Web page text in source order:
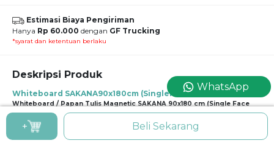
Estimasi Biaya Pengiriman
Hanya Rp 60.000 dengan GF Trucking
*syarat dan ketentuan berlaku
Deskripsi Produk
Whiteboard SAKANA90x180cm (SingleFaceKaki)
Whiteboard / Papan Tulis Magnetic SAKANA 90x180 cm (Single Face
Kaki)
Spesifikasi :
+ Beli Sekarang
WhatsApp